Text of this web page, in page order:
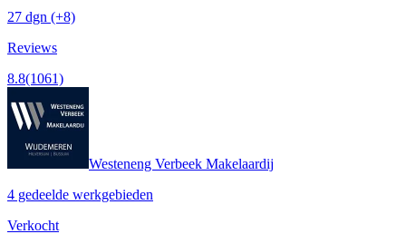
27 dgn (+8)
Reviews
8.8(1061)
Westeneng Verbeek Makelaardij
4 gedeelde werkgebieden
Verkocht